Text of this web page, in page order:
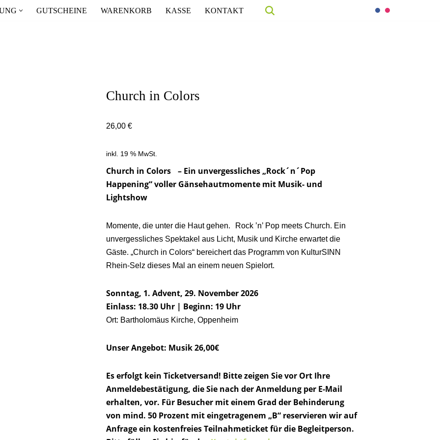
GUTSCHEINE WARENKORB KASSE KONTAKT
Church in Colors
26,00€
inkl. 19 % MwSt.
Church in Colors – Ein unvergessliches „Rock´n´Pop
Happening“ voller Gänsehautmomente mit Musik- und
Lightshow
Momente, die unter die Haut gehen. Rock ’n’ Pop meets Church. Ein
unvergessliches Spektakel aus Licht, Musik und Kirche erwartet die
Gäste. „Church in Colors“ bereichert das Programm von KulturSINN
Rhein-Selz dieses Mal an einem neuen Spielort.
Sonntag, 1. Advent, 29. November 2026
Einlass: 18.30 Uhr | Beginn: 19 Uhr
Ort: Bartholomäus Kirche, Oppenheim
Unser Angebot: Musik 26,00€
Es erfolgt kein Ticketversand! Bitte zeigen Sie vor Ort Ihre
Anmeldebestätigung, die Sie nach der Anmeldung per E-Mail
erhalten, vor. Für Besucher mit einem Grad der Behinderung
von mind. 50 Prozent mit eingetragenem „B“ reservieren wir auf
Anfrage ein kostenfreies Teilnahmeticket für die Begleitperson.